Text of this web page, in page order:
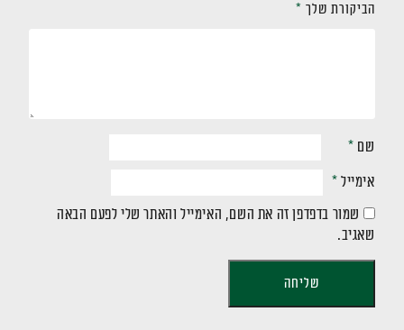
הביקורת שלך *
שם *
אימייל *
שמור בדפדפן זה את השם, האימייל והאתר שלי לפעם הבאה
שאגיב.